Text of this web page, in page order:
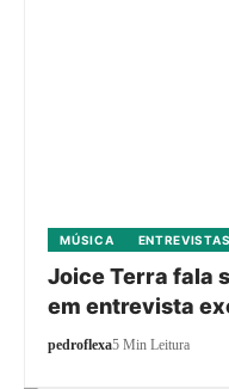
MÚSICA ENTREVISTAS
Joice Terra fala
em entrevista
pedroflexa5 Min Leitura